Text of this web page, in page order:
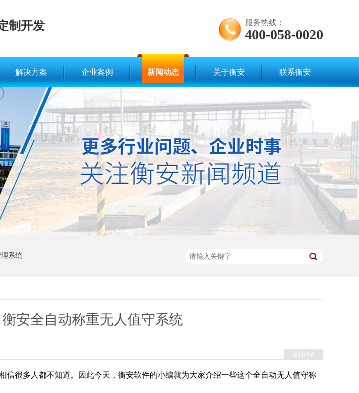
制开发
服务热线：
400-058-0020
解决方案 企业案例 新闻动态 关于衡安 联系衡安
理系统
衡安全自动称重无人值守系统
返回列表
相信很多人都不知道。因此今天，衡安软件的小编就为大家介绍一些这个全自动无人值守称